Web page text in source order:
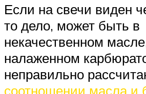
Если на свечи виден
то дело, может быть в
некачественном
налаженном
неправильно
соотношении масла и